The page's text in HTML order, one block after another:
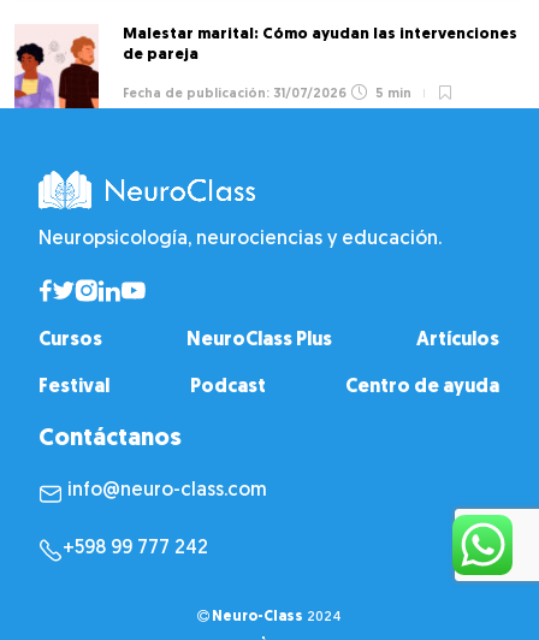
Malestar marital: Cómo ayudan las intervenciones
de pareja
31/07/2026 5 min
Neuropsicología, neurociencias y educación.
Cursos NeuroClass Plus Artículos
Festival Podcast Centro de ayuda
Contáctanos
info@neuro-class.com
+598 99 777 242
Neuro-Class 2024